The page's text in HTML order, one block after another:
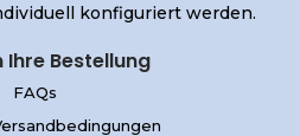
konfiguriert werden.
Ihre Bestellung
FAQs